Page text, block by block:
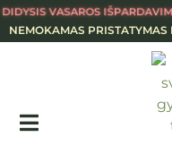
DIDYSIS VASAROS
NEMOKAMAS